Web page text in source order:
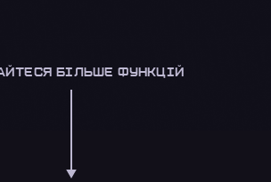
БІЛЬШЕ ФУНКЦІЙ